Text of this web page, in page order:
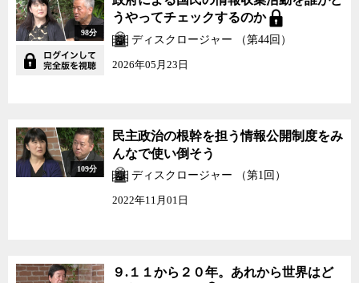
98分
うやってチェックするのか
ディスクロージャー （第44回）
2026年05月23日
109分
民主政治の根幹を担う情報公開制度をみ
んなで使い倒そう
ディスクロージャー （第1回）
2022年11月01日
９.１１から２０年。あれから世界はど